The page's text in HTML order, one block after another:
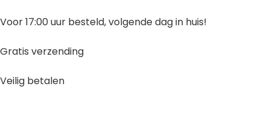
naar
Voor 17:00 uur besteld, volgende dag in huis!
Gratis verzending
Veilig betalen